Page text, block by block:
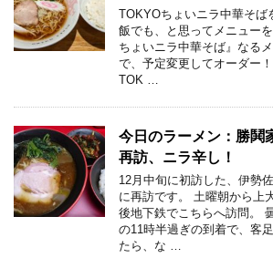
TOKYOちょいニラ中華そば
飯でも、と思ってメニュー
ちょいニラ中華そば』なる
で、予定変更してオーダー
TOK …
今日のラーメン：勝鬨
再訪、ニラ辛し！
12月中旬に初訪した、伊勢
に再訪です。 土曜朝から上
後地下鉄でこちらへ訪問。
の11時半過ぎの到着で、客
たら、な …